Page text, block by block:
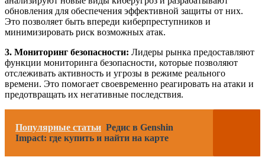
обновления для обеспечения эффективной защиты от них.
Это позволяет быть впереди киберпреступников и
минимизировать риск возможных атак.
3. Мониторинг безопасности: Лидеры рынка предоставляют
функции мониторинга безопасности, которые позволяют
отслеживать активность и угрозы в режиме реального
времени. Это помогает своевременно реагировать на атаки и
предотвращать их негативные последствия.
Популярные статьи Редис в Genshin
Impact: где купить и найти на карте